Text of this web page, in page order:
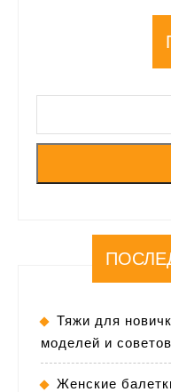
Тяжи для
моделей и
Женские